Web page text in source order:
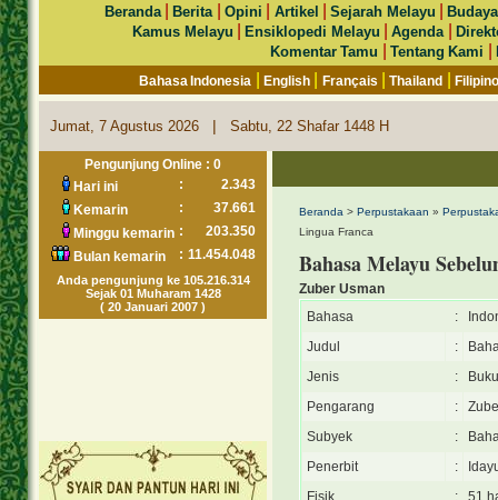
Beranda|Berita Opini Artikel |Sejarah Melayu |
Kamus Melayu
|Ensiklopedi Melayu |Agenda |
Komentar Tamu
|Tentang Kami |
Bahasa Indonesia |English Français |Thailand |
Jumat, 7 Agustus 2026 | Sabtu, 22 Shafar 1448 H
Pengunjung Online : 0
Hari ini
:
2.343
Kemarin
:
37.661
Minggu kemarin :
203.350
Bulan kemarin
: 11.454.048
Anda pengunjung ke 105.216.314
Sejak 01 Muharam 1428
( 20 Januari 2007 )
Beranda > Perpustakaan »
Lingua Franca
Bahasa Melayu
Zuber Usman
Bahasa
:
Judul
:
Jenis
:
Buku
Pengarang
:
Subyek
:
Penerbit
:
Fisik
:
51